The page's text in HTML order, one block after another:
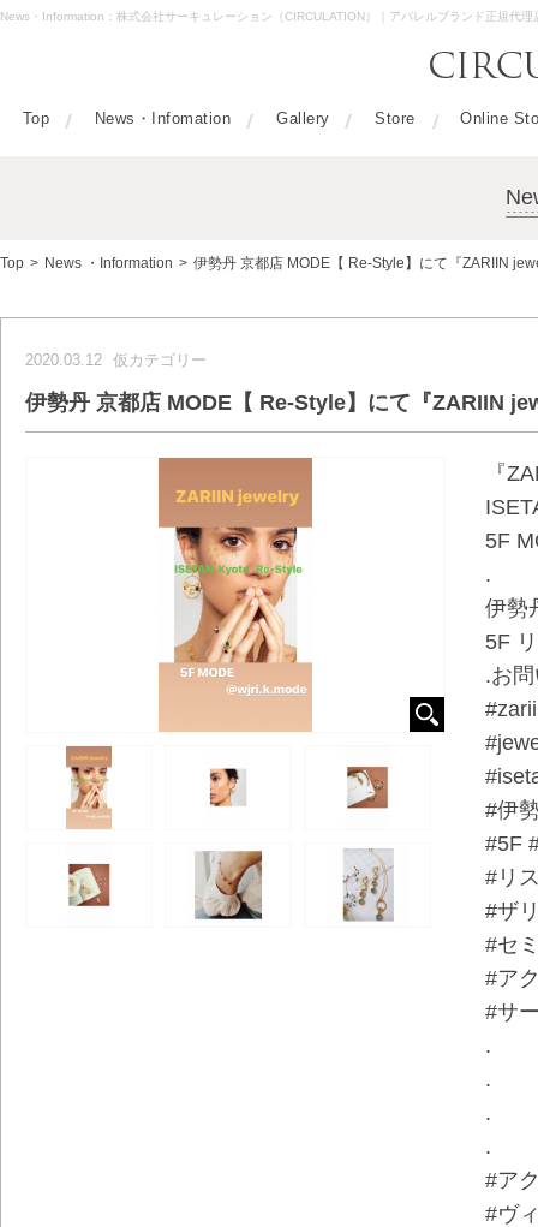
News・Information：株式会社サーキュレーション（CIRCULATION）｜アパレルブランド正規代理
Top News・Infomation Gallery Store Online
Top > News ・Information > 伊勢丹 京都店 MODE【 Re-Style】にて『ZARIIN
2020.03.12 仮カテゴリー
伊勢丹 京都店 MODE【 Re-Style】にて『ZARIIN
『
5F
.
伊勢
5F
.お
#伊
#5F
#リ
#ザ
#セ
#ア
#サ
.
.
.
.
#ア
#ヴ